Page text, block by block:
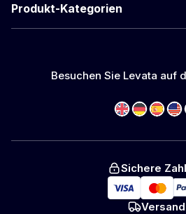
Produkt-Kategorien
Besuchen Sie Levata auf
Sichere
Versand